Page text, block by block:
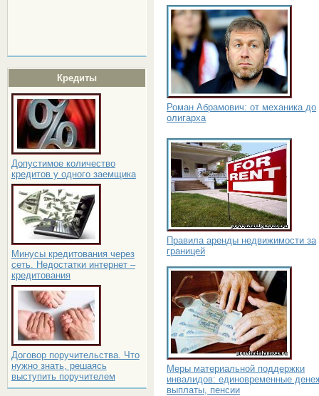
Кредиты
Допустимое количество
кредитов у одного заемщика
Минусы кредитования через
сеть. Недостатки интернет –
кредитования
Договор поручительства. Что
нужно знать, решаясь
выступить поручителем
Роман Абрамович: от механика до
олигарха
Правила аренды недвижимости за
границей
Меры материальной поддержки
инвалидов: единовременные
выплаты, пенсии